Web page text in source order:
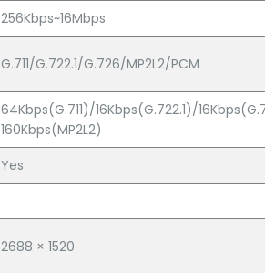
256Kbps~16Mbps
G.711/G.722.1/G.726/MP2L2/PCM
64Kbps(G.711)/16Kbps(G.722.1)/
160Kbps(MP2L2)
Yes
2688 × 1520